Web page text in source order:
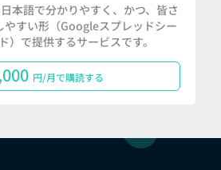
本語で分かりやすく、かつ、皆さ
やすい形（Googleスプレッドシー
）で提供するサービスです。
円/月で購読する